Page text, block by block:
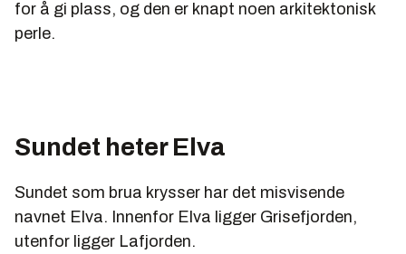
for å gi plass, og den er knapt noen arkitektonisk
perle.
Sundet heter Elva
Sundet som brua krysser har det misvisende
navnet Elva. Innenfor Elva ligger Grisefjorden,
utenfor ligger Lafjorden.